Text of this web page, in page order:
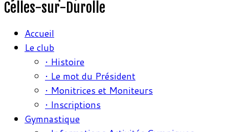
Celles-sur-Durolle
Accueil
Le club
• Histoire
• Le mot du Président
• Monitrices et Moniteurs
• Inscriptions
Gymnastique